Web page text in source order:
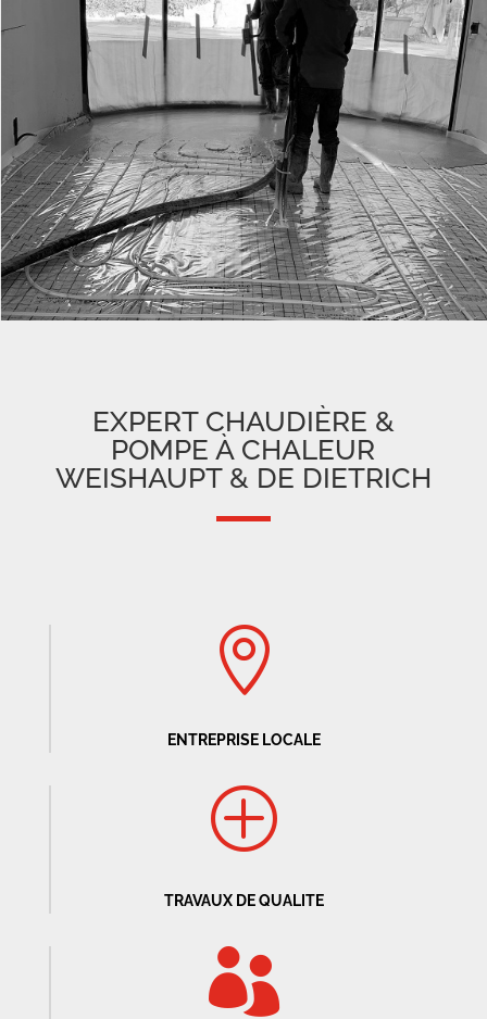
EXPERT CHAUDIÈRE &
POMPE À CHALEUR
WEISHAUPT & DE DIETRICH

ENTREPRISE LOCALE
P
TRAVAUX DE QUALITE
